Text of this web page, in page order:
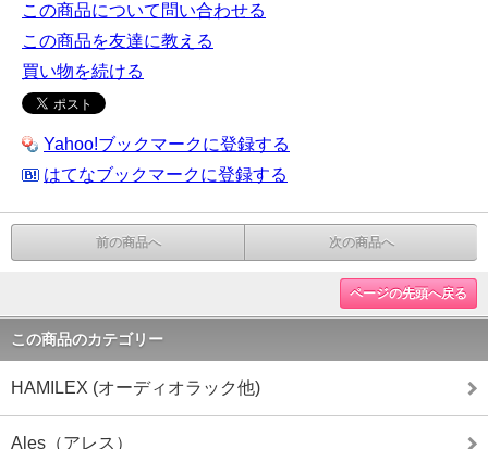
この商品について問い合わせる
この商品を友達に教える
買い物を続ける
Yahoo!ブックマークに登録する
はてなブックマークに登録する
前の商品へ 次の商品へ
ページの先頭へ戻る
この商品のカテゴリー
HAMILEX (オーディオラック他)
Ales（アレス）